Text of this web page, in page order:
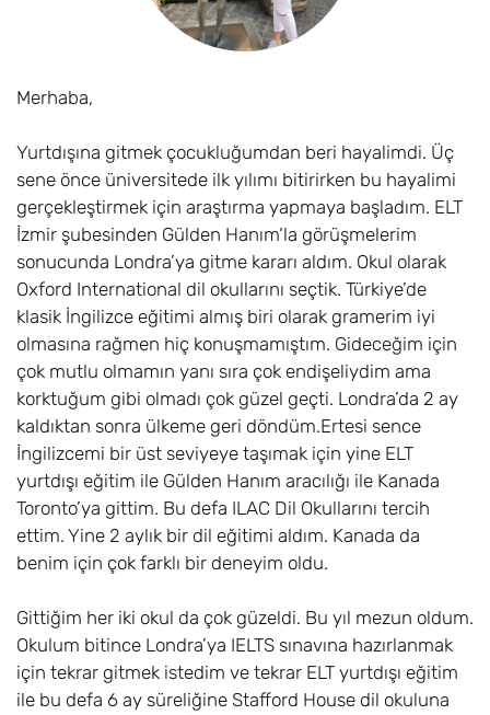
Merhaba,
Yurtdışına gitmek çocukluğumdan beri hayalimdi. Üç
sene önce üniversitede ilk yılımı bitirirken bu hayalimi
gerçekleştirmek için araştırma yapmaya başladım. ELT
İzmir şubesinden Gülden Hanım‘la görüşmelerim
sonucunda Londra’ya gitme kararı aldım. Okul olarak
Oxford International dil okullarını seçtik. Türkiye’de
klasik İngilizce eğitimi almış biri olarak gramerim iyi
olmasına rağmen hiç konuşmamıştım. Gideceğim için
çok mutlu olmamın yanı sıra çok endişeliydim ama
korktuğum gibi olmadı çok güzel geçti. Londra’da 2 ay
kaldıktan sonra ülkeme geri döndüm.Ertesi sence
İngilizcemi bir üst seviyeye taşımak için yine ELT
yurtdışı eğitim ile Gülden Hanım aracılığı ile Kanada
Toronto’ya gittim. Bu defa ILAC Dil Okullarını tercih
ettim. Yine 2 aylık bir dil eğitimi aldım. Kanada da
benim için çok farklı bir deneyim oldu.
Gittiğim her iki okul da çok güzeldi. Bu yıl mezun oldum.
Okulum bitince Londra’ya IELTS sınavına hazırlanmak
için tekrar gitmek istedim ve tekrar ELT yurtdışı eğitim
ile bu defa 6 ay süreliğine Stafford House dil okuluna